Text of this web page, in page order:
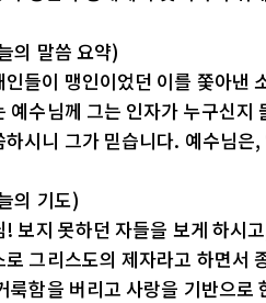
의 말씀 요약)
인들이 맹인이었던 이를 쫓아낸
예수님께 그는 인자가 누구신지
하시니 그가 믿습니다. 예수님은
의 기도)
! 보지 못하던 자들을 보게 하시
로 그리스도의 제자라고 하면서
룩함을 버리고 사랑을 기반으